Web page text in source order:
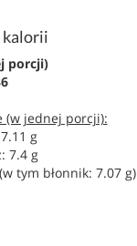
kalorii
porcji)
(w jednej porcji):
g
7.4 g
tym błonnik: 7.07 g)